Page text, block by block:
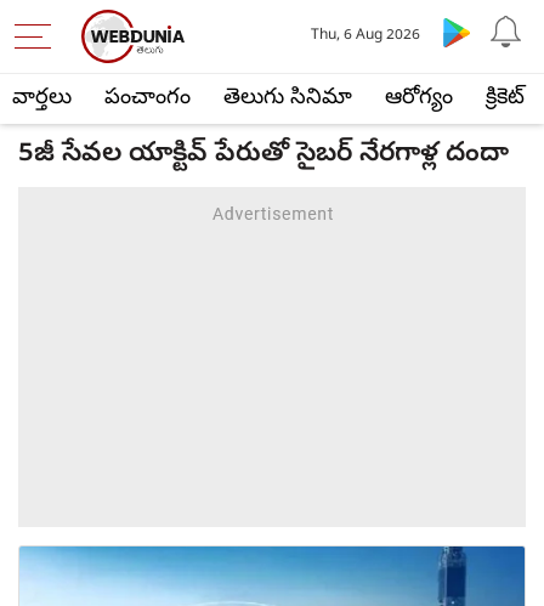
వార్తలు పంచాంగం తెలుగు సినిమా ఆరోగ్యం క్రికెట్
Thu, 6 Aug 2026
5జీ సేవల యాక్టివ్ పేరుతో సైబర్ నేరగాళ్ల దందా